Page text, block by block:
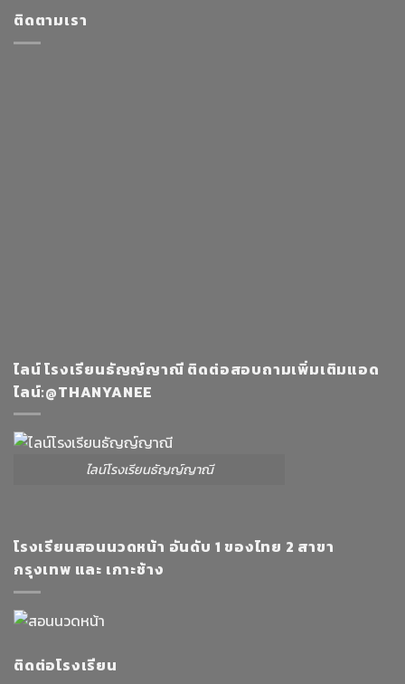
ติดตามเรา
ไลน์ โรงเรียนธัญญ์ญาณี ติดต่อสอบถามเพิ่มเติมแอด
ไลน์:@THANYANEE
ไลน์โรงเรียนธัญญ์ญาณี
โรงเรียนสอนนวดหน้า อันดับ 1 ของไทย 2 สาขา
กรุงเทพ และ เกาะช้าง
ติดต่อโรงเรียน